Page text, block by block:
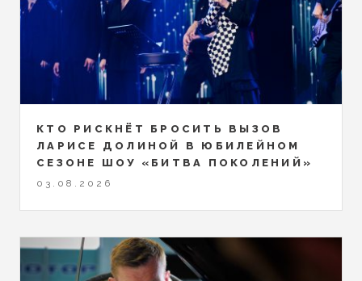
КТО РИСКНЁТ БРОСИТЬ ВЫЗОВ
ЛАРИСЕ ДОЛИНОЙ В ЮБИЛЕЙНОМ
СЕЗОНЕ ШОУ «БИТВА ПОКОЛЕНИЙ»
03.08.2026